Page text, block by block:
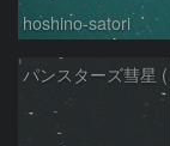
hoshino-satori